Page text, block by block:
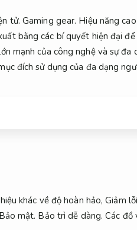
tử.Gaming gear. Hiệu năng cao.
bằng các bí quyết hiện đại
mạnh của công nghệ và sự đa
đích sử dụng của đa dạng
khác về độ hoàn hảo,Giảm
Bảo mật. Bảo trì dễ dàng. Các đồ